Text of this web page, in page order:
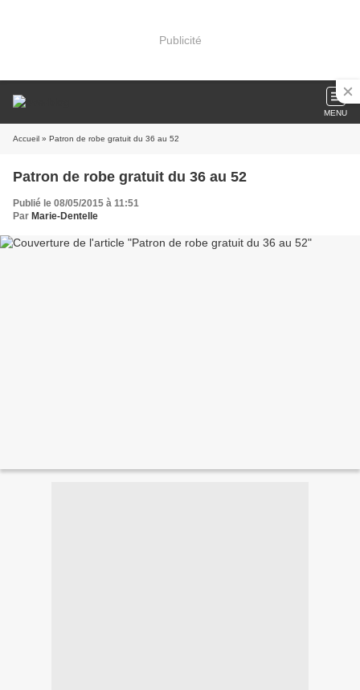
Publicité
MENU
Accueil » Patron de robe gratuit du 36 au 52
Patron de robe gratuit du 36 au 52
Publié le 08/05/2015 à 11:51
Par Marie-Dentelle